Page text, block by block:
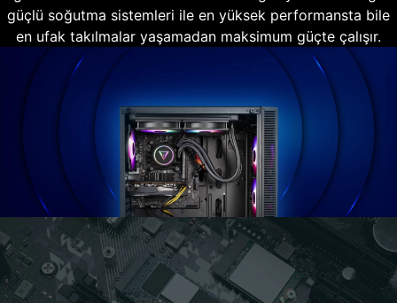
güçlü soğutma sistemleri ile en yüksek performansta bile
en ufak takılmalar yaşamadan maksimum güçte çalışır.